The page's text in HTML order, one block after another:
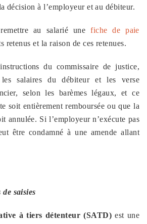
décision à l’employeur et au débiteur.
remettre au salarié unefiche de paie
retenus et la raison de ces retenues.
du commissaire de justice,
les salaires du débiteur et les verse
selon les barèmes légaux, et ce
soit entièrement remboursée ou que la
annulée. Si l’employeur n’exécute pas
être condamné à une amende allant
saisies
à tiers détenteur (SATD) est une